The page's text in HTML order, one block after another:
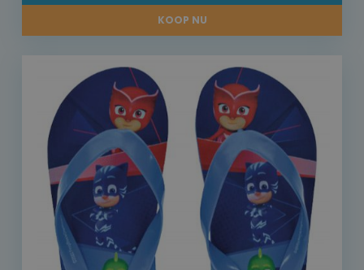
KOOP NU